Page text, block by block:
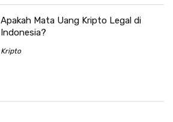
Apakah Mata Uang Kripto Legal di
Indonesia?
Kripto